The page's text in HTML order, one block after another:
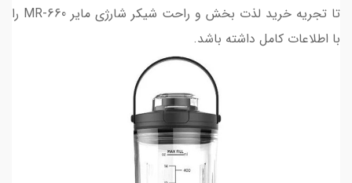
تا تجریه خرید لذت بخش و راحت شیکر شارژی مایر MR-660 را
با اطلاعات کامل داشته باشد.